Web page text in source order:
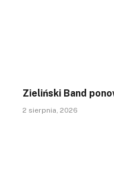
Zieliński Band
2 sierpnia, 2026